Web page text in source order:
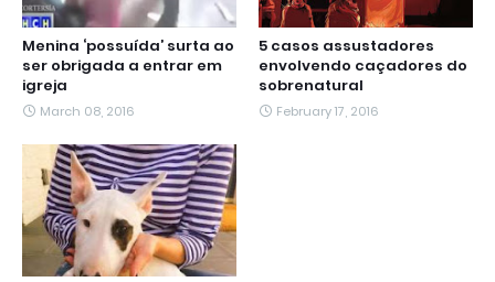
Menina ‘possuída’ surta ao
ser obrigada a entrar em
igreja
March 08, 2016
5 casos assustadores
envolvendo caçadores do
sobrenatural
February 17, 2016